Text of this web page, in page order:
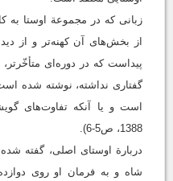
زبانی که در مجموعة اوستا
از بخش‌های آن کهنه‌تر و از
پیداست که در دوره‌ای متأخّرتر،
گفتاری نداشته، نوشته شده
است و یا آنکه تفاوت‌های
1388، ص5-6).
دربارة اوستای اصلی، گفته
شاه و به فرمان او روی